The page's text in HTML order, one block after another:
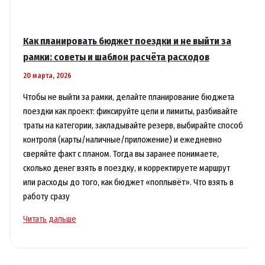
Как планировать бюджет поездки и не выйти за
рамки: советы и шаблон расчёта расходов
20 марта, 2026
Чтобы не выйти за рамки, делайте планирование бюджета
поездки как проект: фиксируйте цели и лимиты, разбивайте
траты на категории, закладывайте резерв, выбирайте способ
контроля (карты/наличные/приложение) и ежедневно
сверяйте факт с планом. Тогда вы заранее понимаете,
сколько денег взять в поездку, и корректируете маршрут
или расходы до того, как бюджет «поплывёт». Что взять в
работу сразу
Как
Читать дальше